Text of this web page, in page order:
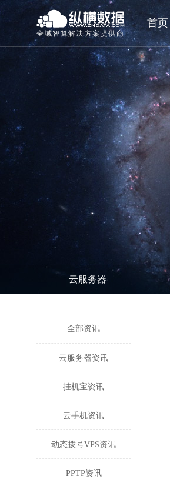
全域智算解决方案提供商
首页
云服务器
全部资讯
云服务器资讯
挂机宝资讯
云手机资讯
动态拨号VPS资讯
PPTP资讯